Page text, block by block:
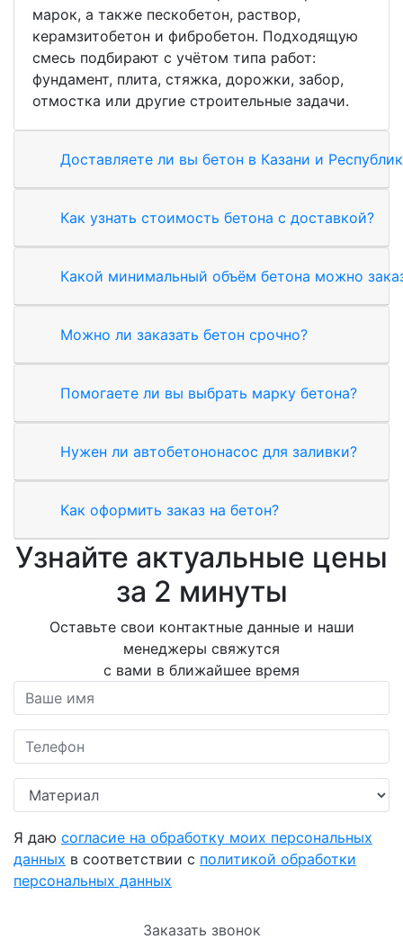
марок, а также пескобетон, раствор,
керамзитобетон и фибробетон. Подходящую
смесь подбирают с учётом типа работ:
фундамент, плита, стяжка, дорожки, забор,
отмостка или другие строительные задачи.
Доставляете ли вы бетон в Казани и
Как узнать стоимость бетона с доставкой?
Какой минимальный объём бетона можно
Можно ли заказать бетон срочно?
Помогаете ли вы выбрать марку бетона?
Нужен ли автобетононасос для заливки?
Как оформить заказ на бетон?
Узнайте актуальные цены
за 2 минуты
Оставьте свои контактные данные и наши
менеджеры свяжутся
с вами в ближайшее время
Я даю согласие на обработку моих персональных
данных в соответствии с политикой обработки
персональных данных
Заказать звонок